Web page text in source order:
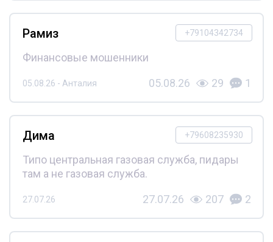
+79104342734
Рамиз
Финансовые мошенники
05.08.26 - Анталия 05.08.26 29 1
+79608235930
Дима
Типо центральная газовая служба, пидары
там а не газовая служба.
27.07.26 27.07.26 207 2